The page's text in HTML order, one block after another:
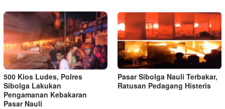
500 Kios Ludes, Polres
Sibolga Lakukan
Pengamanan Kebakaran
Pasar Nauli
Pasar Sibolga Nauli Terbakar,
Ratusan Pedagang Histeris